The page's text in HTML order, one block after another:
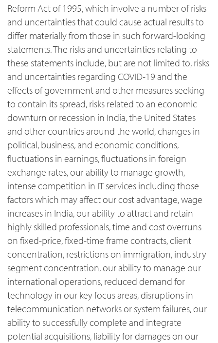
Reform Act of 1995, which involve a number of risks
and uncertainties that could cause actual results to
differ materially from those in such forward-looking
statements. The risks and uncertainties relating to
these statements include, but are not limited to, risks
and uncertainties regarding COVID-19 and the
effects of government and other measures seeking
to contain its spread, risks related to an economic
downturn or recession in India, the United States
and other countries around the world, changes in
political, business, and economic conditions,
fluctuations in earnings, fluctuations in foreign
exchange rates, our ability to manage growth,
intense competition in IT services including those
factors which may affect our cost advantage, wage
increases in India, our ability to attract and retain
highly skilled professionals, time and cost overruns
on fixed-price, fixed-time frame contracts, client
concentration, restrictions on immigration, industry
segment concentration, our ability to manage our
international operations, reduced demand for
technology in our key focus areas, disruptions in
telecommunication networks or system failures, our
ability to successfully complete and integrate
potential acquisitions, liability for damages on our